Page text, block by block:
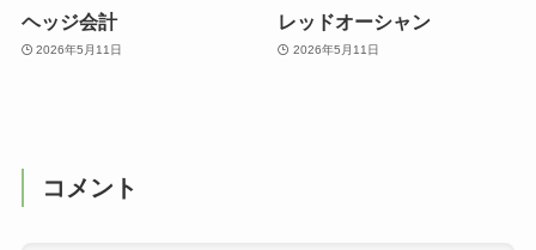
ヘッジ会計
2026年5月11日
レッドオーシャン
2026年5月11日
コメント